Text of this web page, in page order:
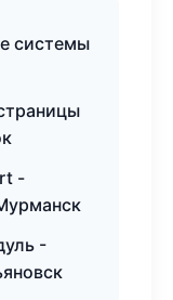
системы
-
-